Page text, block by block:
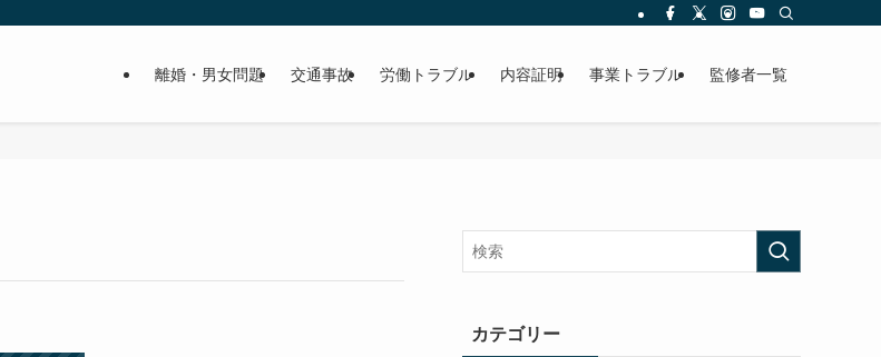
離婚・男女問題 交通事故 労働トラブル 内容証明 事業トラブル 監修者一覧
カテゴリー